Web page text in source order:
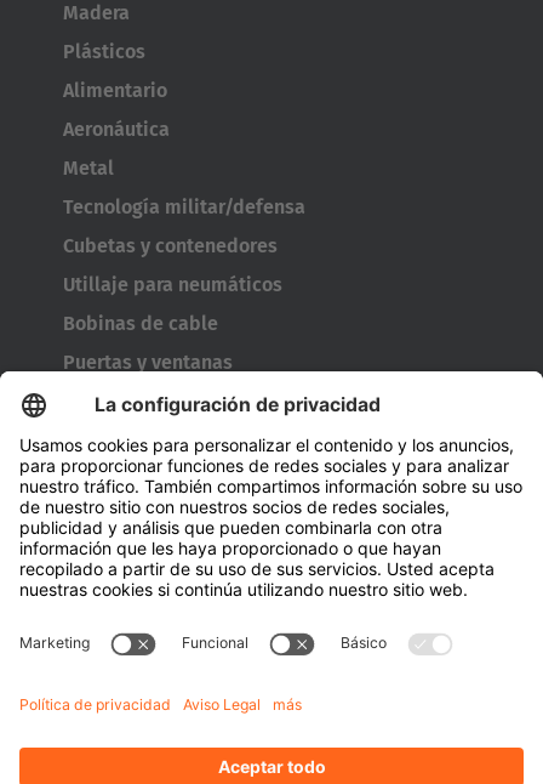
Madera
Plásticos
Alimentario
Aeronáutica
Metal
Tecnología militar/defensa
Cubetas y contenedores
Utillaje para neumáticos
Bobinas de cable
Puertas y ventanas
Empresa
A cerca de Hubtex
Acerca de HUBTEX Solutions Spain
Sostenibilidad
Sucursales
Descargas
Gestión energética